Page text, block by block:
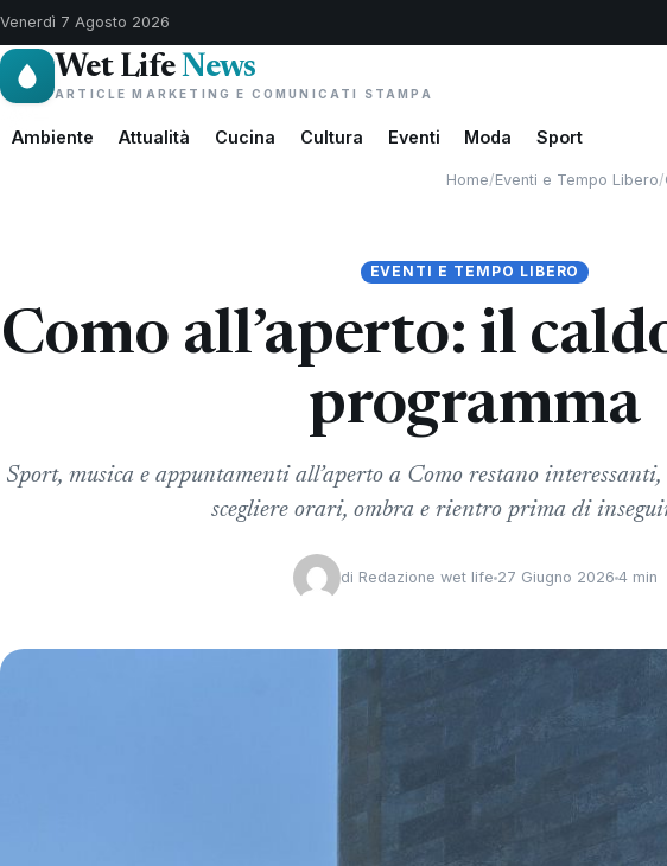
Venerdì 7 Agosto 2026
Wet LifeNews
ARTICLE MARKETING E COMUNICATI STAMPA
Ambiente Attualità Cucina Cultura Eventi Moda Sport
Home/Eventi e Tempo Libero/
EVENTI E TEMPO LIBERO
Como all’aperto: il
programma
Sport, musica e appuntamenti all’aperto a Como restano
scegliere orari, ombra e rientro prima di
di Redazione wet life 27 Giugno 2026 4 min